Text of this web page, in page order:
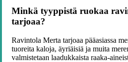
Minkä tyyppistä ruokaa
tarjoaa?
Ravintola Merta tarjoaa pääasiassa
tuoreita kaloja, äyriäisiä ja muita
valmistetaan laadukkaista raaka-